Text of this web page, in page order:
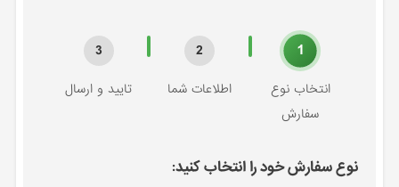
1
انتخاب نوع
سفارش
2
اطلاعات شما
3
تایید و ارسال
نوع سفارش خود را انتخاب کنید: